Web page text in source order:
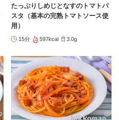
たっぷりしめじとなすのトマトパ
スタ（基本の完熟トマトソース使
用）
15分 597kcal 3.0g